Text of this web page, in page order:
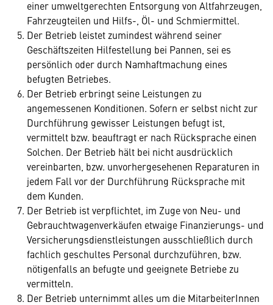
einer umweltgerechten Entsorgung von Altfahrzeugen,
Fahrzeugteilen und Hilfs-, Öl- und Schmiermittel.
Der Betrieb leistet zumindest während seiner
Geschäftszeiten Hilfestellung bei Pannen, sei es
persönlich oder durch Namhaftmachung eines
befugten Betriebes.
Der Betrieb erbringt seine Leistungen zu
angemessenen Konditionen. Sofern er selbst nicht zur
Durchführung gewisser Leistungen befugt ist,
vermittelt bzw. beauftragt er nach Rücksprache einen
Solchen. Der Betrieb hält bei nicht ausdrücklich
vereinbarten, bzw. unvorhergesehenen Reparaturen in
jedem Fall vor der Durchführung Rücksprache mit
dem Kunden.
Der Betrieb ist verpflichtet, im Zuge von Neu- und
Gebrauchtwagenverkäufen etwaige Finanzierungs- und
Versicherungsdienstleistungen ausschließlich durch
fachlich geschultes Personal durchzuführen, bzw.
nötigenfalls an befugte und geeignete Betriebe zu
vermitteln.
Der Betrieb unternimmt alles um die MitarbeiterInnen